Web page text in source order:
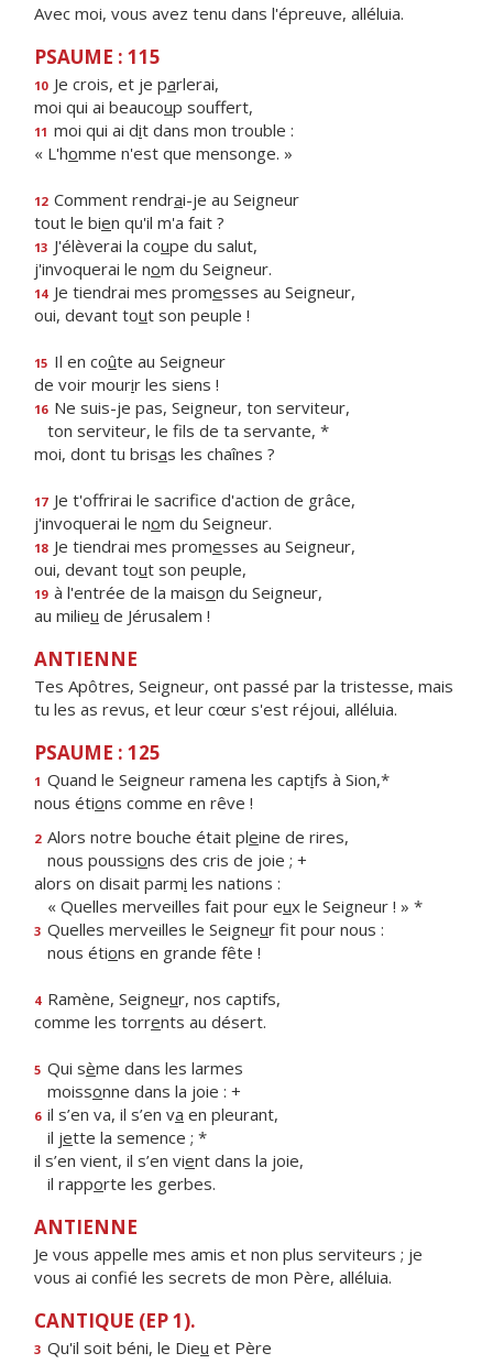
Avec moi, vous avez tenu dans l'épreuve, alléluia.
PSAUME : 115
10 Je crois, et je parlerai,
moi qui ai beaucoup souffert,
11 moi qui ai dit dans mon trouble :
« L'homme n'est que mensonge. »
12 Comment rendrai-je au Seigneur
tout le bien qu'il m'a fait ?
13 J'élèverai la coupe du salut,
j'invoquerai le nom du Seigneur.
14 Je tiendrai mes promesses au Seigneur,
oui, devant tout son peuple !
15 Il en coûte au Seigneur
de voir mourir les siens !
16 Ne suis-je pas, Seigneur, ton serviteur,
ton serviteur, le fls de ta servante, *
moi, dont tu brisas les chaînes ?
17 Je t'offrirai le sacrifce d'action de grâce,
j'invoquerai le nom du Seigneur.
18 Je tiendrai mes promesses au Seigneur,
oui, devant tout son peuple,
19 à l'entrée de la maison du Seigneur,
au milieu de Jérusalem !
ANTIENNE
Tes Apôtres, Seigneur, ont passé par la tristesse, mais
tu les as revus, et leur cœur s'est réjoui, alléluia.
PSAUME : 125
1 Quand le Seigneur ramena les captifs à Sion,*
nous étions comme en rêve !
2 Alors notre bouche était pleine de rires,
nous poussions des cris de joie ; +
alors on disait parmi les nations :
« Quelles merveilles fait pour eux le Seigneur ! » *
3 Quelles merveilles le Seigneur fit pour nous :
nous étions en grande fête !
4 Ramène, Seigneur, nos captifs,
comme les torrents au désert.
5 Qui sème dans les larmes
moissonne dans la joie : +
6 il s’en va, il s’en va en pleurant,
il jette la semence ; *
il s’en vient, il s’en vient dans la joie,
il rapporte les gerbes.
ANTIENNE
Je vous appelle mes amis et non plus serviteurs ; je
vous ai confié les secrets de mon Père, alléluia.
CANTIQUE (EP 1).
3 Qu'il soit béni, le Dieu et Père